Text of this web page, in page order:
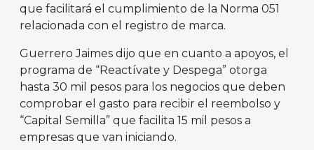
que facilitará el cumplimiento de la Norma 051
relacionada con el registro de marca.
Guerrero Jaimes dijo que en cuanto a apoyos, el
programa de “Reactívate y Despega” otorga
hasta 30 mil pesos para los negocios que deben
comprobar el gasto para recibir el reembolso y
“Capital Semilla” que facilita 15 mil pesos a
empresas que van iniciando.